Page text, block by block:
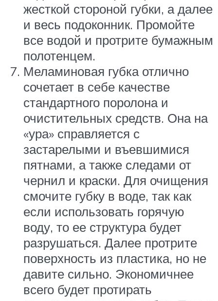
жесткой стороной губки, а далее
и весь подоконник. Промойте
все водой и протрите бумажным
полотенцем.
Меламиновая губка отлично
сочетает в себе качестве
стандартного поролона и
очистительных средств. Она на
«ура» справляется с
застарелыми и въевшимися
пятнами, а также следами от
чернил и краски. Для очищения
смочите губку в воде, так как
если использовать горячую
воду, то ее структура будет
разрушаться. Далее протрите
поверхность из пластика, но не
давите сильно. Экономичнее
всего будет протирать